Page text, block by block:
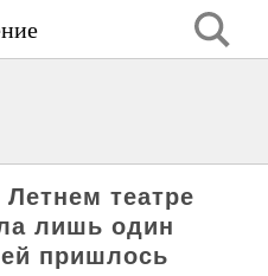
театре
лишь один
пришлось